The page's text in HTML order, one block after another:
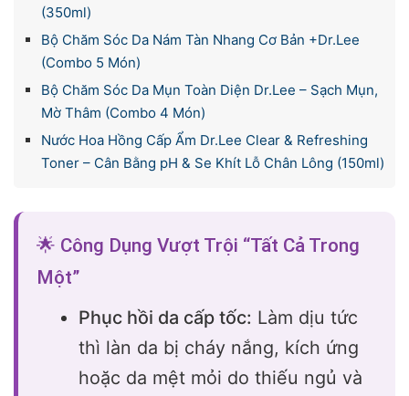
(350ml)
Bộ Chăm Sóc Da Nám Tàn Nhang Cơ Bản +Dr.Lee
(Combo 5 Món)
Bộ Chăm Sóc Da Mụn Toàn Diện Dr.Lee – Sạch Mụn,
Mờ Thâm (Combo 4 Món)
Nước Hoa Hồng Cấp Ẩm Dr.Lee Clear & Refreshing
Toner – Cân Bằng pH & Se Khít Lỗ Chân Lông (150ml)
🌟 Công Dụng Vượt Trội “Tất Cả Trong
Một”
Phục hồi da cấp tốc: Làm dịu tức
thì làn da bị cháy nắng, kích ứng
hoặc da mệt mỏi do thiếu ngủ và